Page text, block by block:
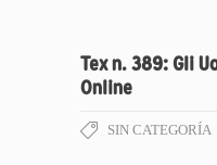
Tex n. 389: Gli
Online
SIN CATEGORÍA